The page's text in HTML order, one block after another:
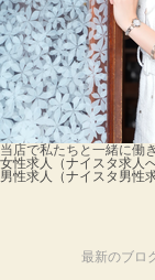
当店で私たちと一緒に働
女性求人
（ナイスタ求人へ
男性求人
（ナイスタ男性
最新のブロ